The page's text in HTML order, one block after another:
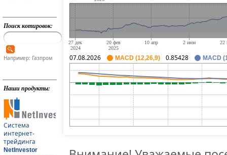
Поиск котировок:
Например: Газпром
Наши продукты:
Система
интернет-
трейдинга
NetInvestor
07.08.2026 MACD (12,26,9) 0.85428 MACD